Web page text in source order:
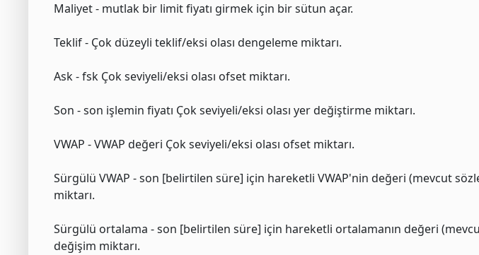
Maliyet - mutlak bir limit fiyatı girmek için bir sütun açar.
Teklif - Çok düzeyli teklif/eksi olası dengeleme miktarı.
Ask - fsk Çok seviyeli/eksi olası ofset miktarı.
Son - son işlemin fiyatı Çok seviyeli/eksi olası yer değiştirme miktarı.
VWAP - VWAP değeri Çok seviyeli/eksi olası ofset miktarı.
Sürgülü VWAP - son [belirtilen süre] için hareketli VWAP'nin değeri (mevcut
miktarı.
Sürgülü ortalama - son [belirtilen süre] için hareketli ortalamanın değeri
değişim miktarı.